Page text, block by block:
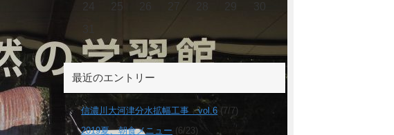
25 27
最近のエントリー
信濃川大河津分水拡幅工事 vol.6 (7/7)
2019夏、朝食メニュー (6/23)